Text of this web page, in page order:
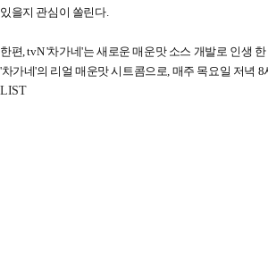
있을지 관심이 쏠린다.
한편, tvN '차가네'는 새로운 매운맛 소스 개발로 인생
'차가네'의 리얼 매운맛 시트콤으로, 매주 목요일 저녁 8
LIST